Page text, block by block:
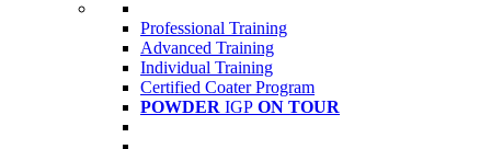
Professional Training
Advanced Training
Individual Training
Certified Coater Program
POWDER IGP ON TOUR